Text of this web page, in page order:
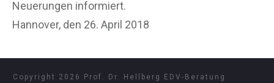
Neuerungen informiert.
Hannover, den 26. April 2018
Copyright 2026 Prof. Dr. Hellberg EDV-Beratung